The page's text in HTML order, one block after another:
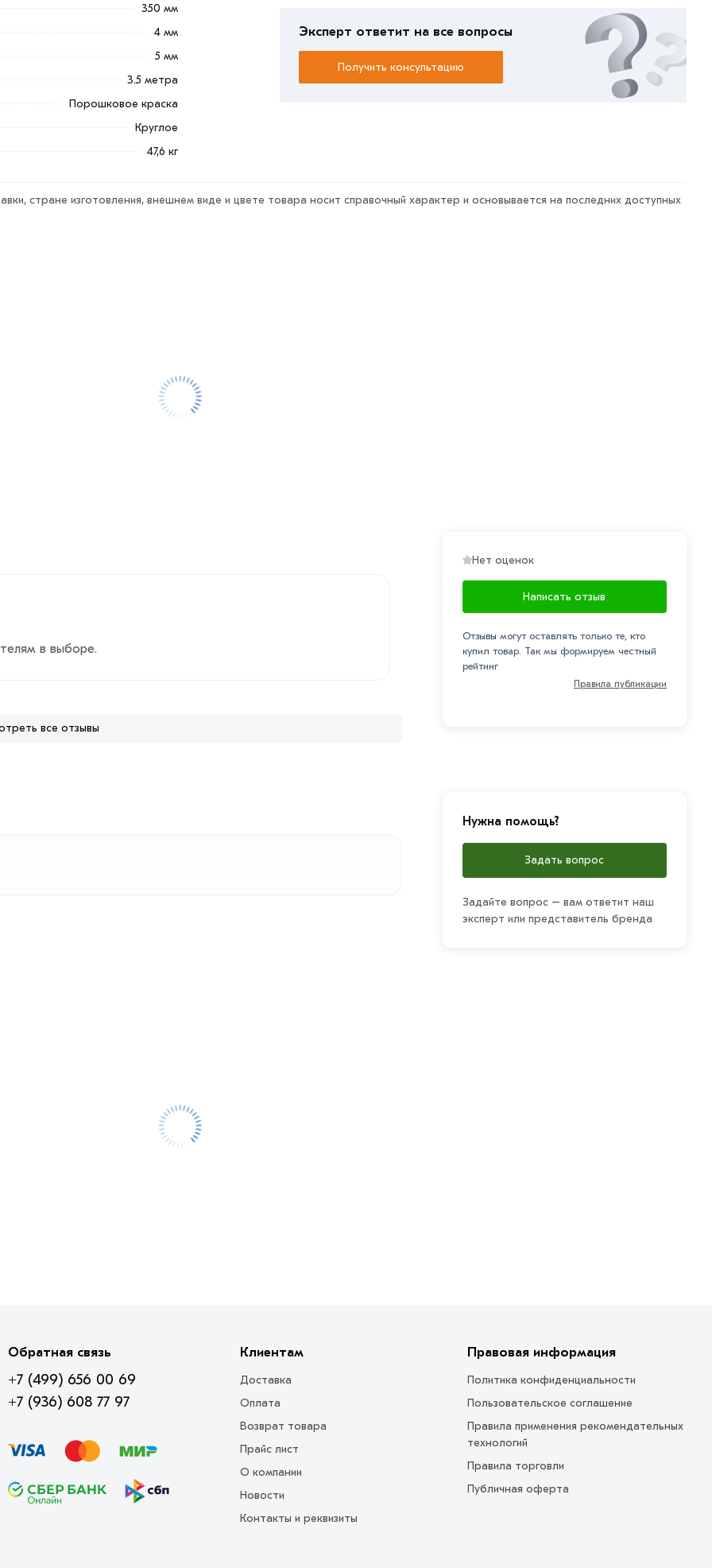
мм из категории
Винтовая свая
всем стандартам качества.
350 мм
4 мм
5 мм
3.5 метра
Порошковое краска
Круглое
47,6 кг
Эксперт ответит на все вопросы
Получить консультацию
стране изготовления, внешнем виде и цвете товара носит справочный характер и основывается на последних доступных
в выборе.
все отзывы
Нет оценок
Написать отзыв
Отзывы могут оставлять только те, кто
купил товар. Так мы формируем честный
рейтинг
Правила публикации
Нужна помощь?
Задать вопрос
Задайте вопрос – вам ответит наш
эксперт или представитель бренда
Обратная связь
+7 (499) 656 00 69
+7 (936) 608 77 97
Клиентам
Доставка
Оплата
Возврат товара
Прайс лист
О компании
Новости
Контакты и реквизиты
Правовая информация
Политика конфиденциальности
Пользовательское соглашение
Правила применения рекомендательных
технологий
Правила торговли
Публичная оферта